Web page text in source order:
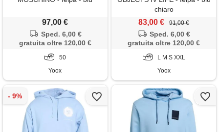
97,00 €
Sped. 6,00 €
gratuita oltre 120,00 €
50
Yoox
chiaro
83,00 € 91,00 €
Sped. 6,00 €
gratuita oltre 120,00 €
L M S XXL
Yoox